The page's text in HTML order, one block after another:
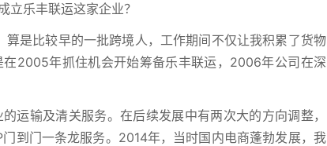
立乐丰联运这家企业？
是比较早的一批跨境人，工作期间不仅让我积累了货物
2005年抓住机会开始筹备乐丰联运，2006年公司在深
运输及清关服务。在后续发展中有两次大的方向调整，
到门一条龙服务。2014年，当时国内电商蓬勃发展，我